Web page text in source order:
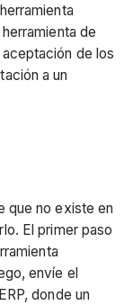
de
de los
a un
que no existe en
El primer paso
envíe el
donde un